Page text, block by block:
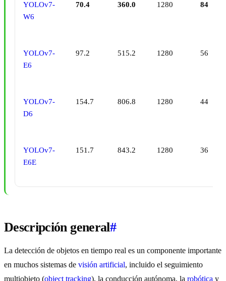
YOLOv7-
W6
70.4 360.0 1280 84
YOLOv7-
E6
97.2 515.2 1280 56
YOLOv7-
D6
154.7 806.8 1280 44
YOLOv7-
E6E
151.7 843.2 1280 36
Descripción general#
La detección de objetos en tiempo real es un componente importante
en muchos sistemas de visión artificial, incluido el seguimiento
multiobjeto (object tracking), la conducción autónoma, la robótica y